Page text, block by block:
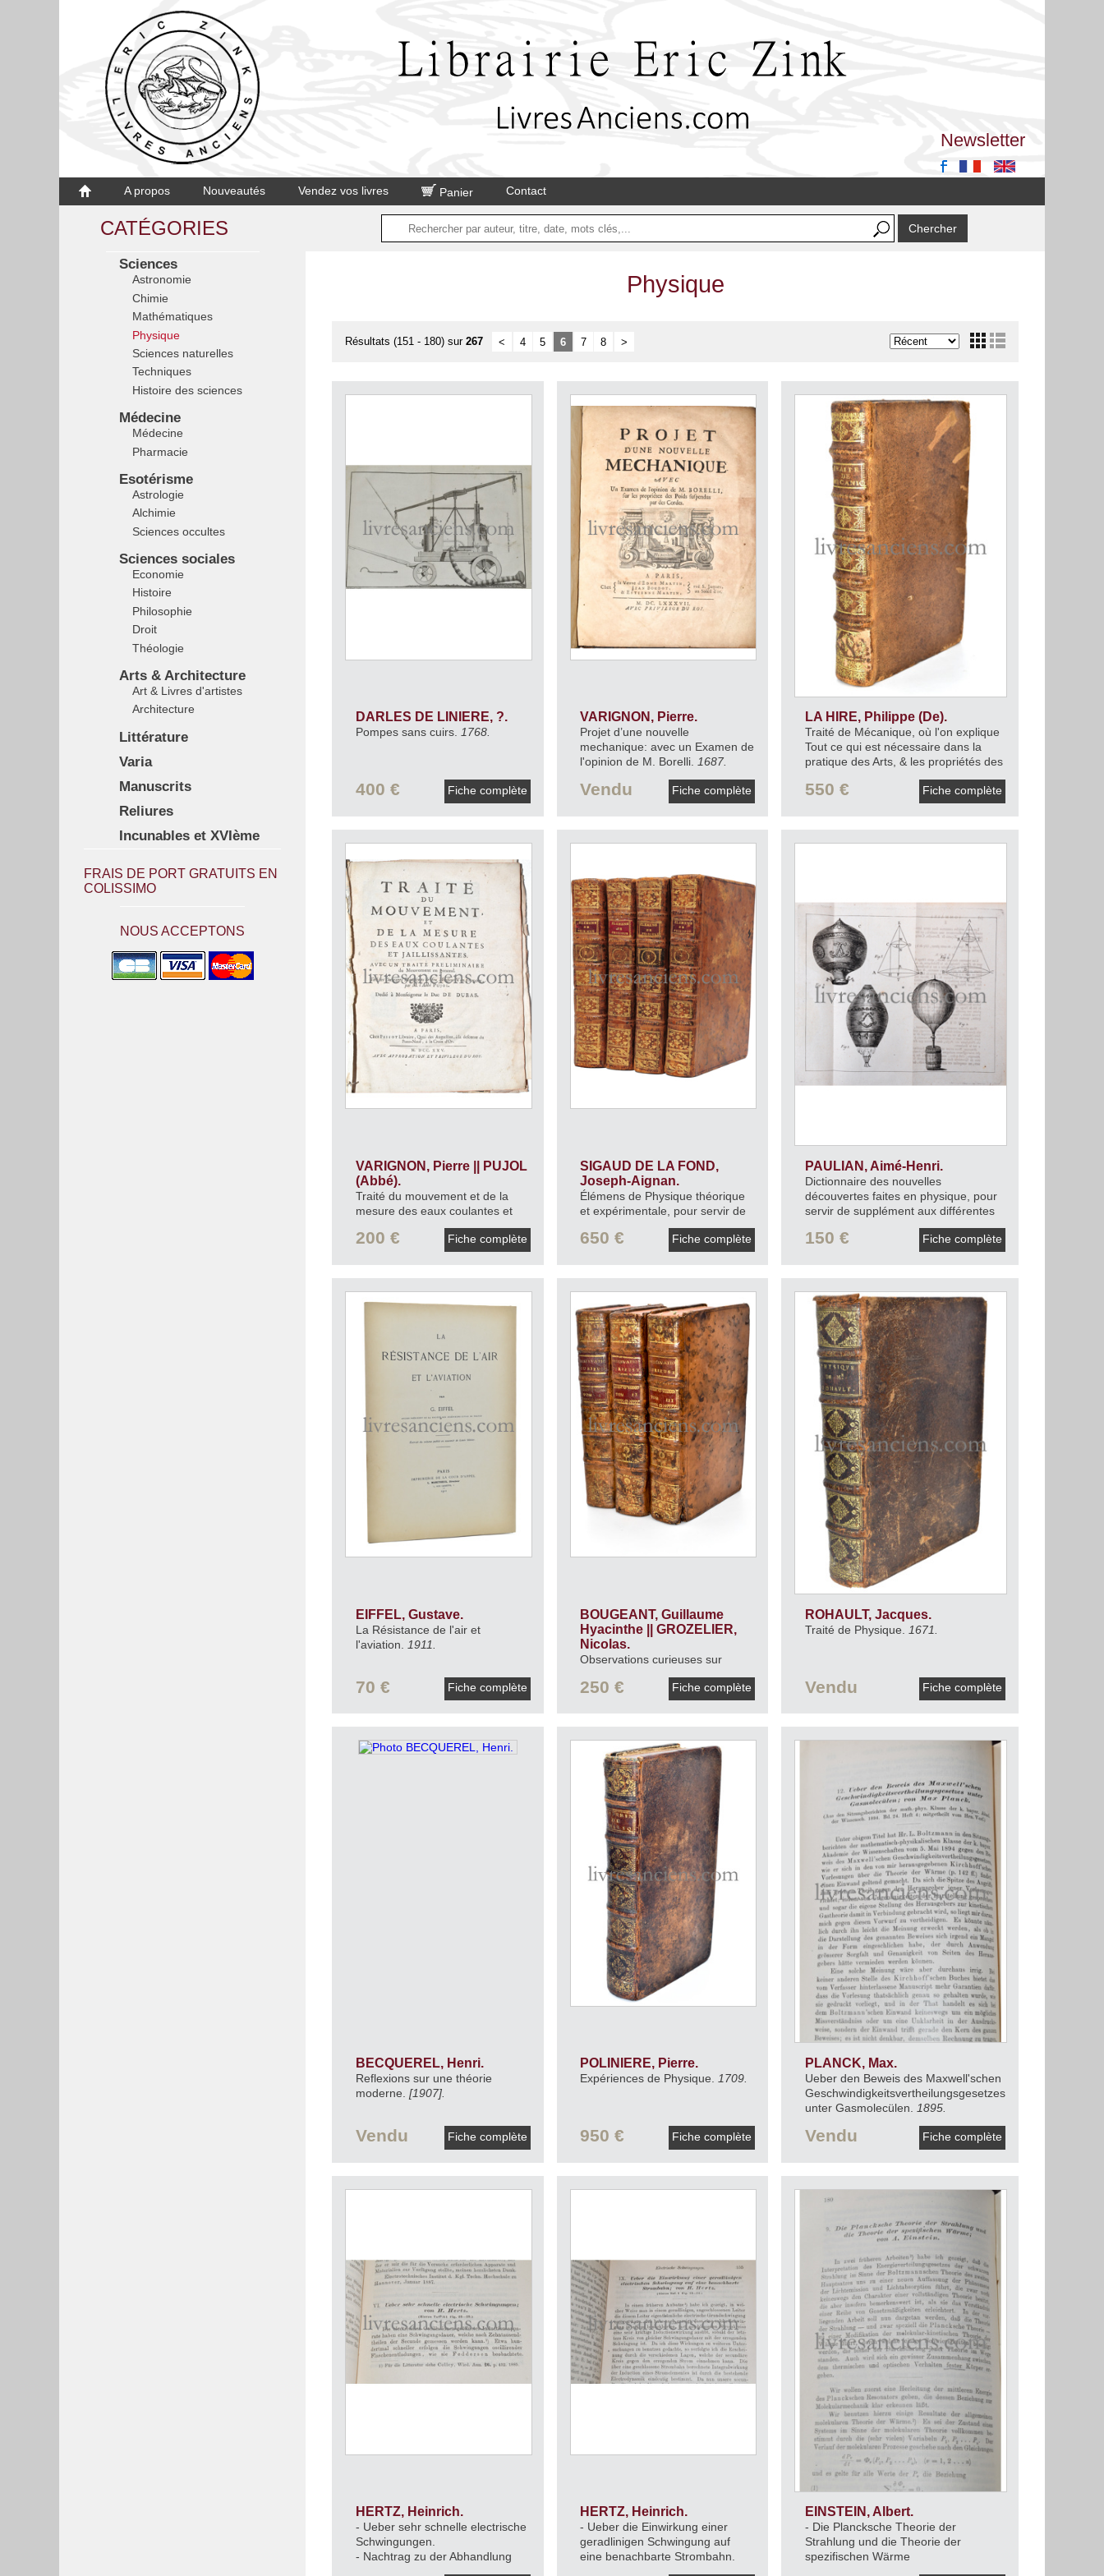
Newsletter
A propos Nouveautés Vendez vos livres Panier Contact
CATÉGORIES
Sciences
Astronomie
Chimie
Mathématiques
Physique
Sciences naturelles
Techniques
Histoire des sciences
Médecine
Médecine
Pharmacie
Esotérisme
Astrologie
Alchimie
Sciences occultes
Sciences sociales
Economie
Histoire
Philosophie
Droit
Théologie
Arts & Architecture
Art & Livres d'artistes
Architecture
Littérature
Varia
Manuscrits
Reliures
Incunables et XVIème
FRAIS DE PORT GRATUITS EN
COLISSIMO
NOUS ACCEPTONS
Physique
Résultats (151 - 180) sur 267 < 4 5 6 7 8 >
DARLES DE LINIERE, ?.
Pompes sans cuirs. 1768.
400 € Fiche complète
VARIGNON, Pierre.
Projet d’une nouvelle
mechanique: avec un Examen de
l'opinion de M. Borelli.1687.
Vendu Fiche complète
LA HIRE, Philippe (De).
Traité de Mécanique, où l'on explique
Tout ce qui est nécessaire dans la
pratique des Arts, & les propriétés des
corps pesants lesquelles ont un plus
grand usage dans la Physique.1695.
550 € Fiche complète
VARIGNON, Pierre || PUJOL
(Abbé).
Traité du mouvement et de la
mesure des eaux coulantes et
1725.
200 € Fiche complète
SIGAUD DE LA FOND,
Joseph-Aignan.
Élémens de Physique théorique
et expérimentale, pour servir de
suite à la description & l'usage
d'un cabinet de physique
1777.
650 € Fiche complète
PAULIAN, Aimé-Henri.
Dictionnaire des nouvelles
découvertes faites en physique, pour
servir de supplément aux différentes
éditions du Dictionnaire de
physique.
150 € Fiche complète
EIFFEL, Gustave.
La Résistance de l'air et
l'aviation.
1911.
70 € Fiche complète
BOUGEANT, Guillaume
Hyacinthe || GROZELIER,
Nicolas.
Observations curieuses sur
physique.
1730-1737.
250 € Fiche complète
ROHAULT, Jacques.
Traité de Physique. 1671.
Vendu Fiche complète
BECQUEREL, Henri.
Reflexions sur une théorie
moderne. [1907].
Vendu Fiche complète
POLINIERE, Pierre.
Expériences de Physique. 1709.
950 € Fiche complète
PLANCK, Max.
Ueber den Beweis des Maxwell'schen
Geschwindigkeitsvertheilungsgesetzes
unter Gasmolecülen.
1895.
Vendu Fiche complète
HERTZ, Heinrich.
- Ueber sehr schnelle electrische
Schwingungen.
- Nachtrag zu der Abhandlung
über shr schnelle electrische
HERTZ, Heinrich.
- Ueber die Einwirkung einer
geradlinigen Schwingung auf
eine benachbarte Strombahn.
EINSTEIN, Albert.
- Die Plancksche Theorie der
Strahlung und die Theorie der
spezifischen Wärme
- Über die Gütligkeitsgrenze des